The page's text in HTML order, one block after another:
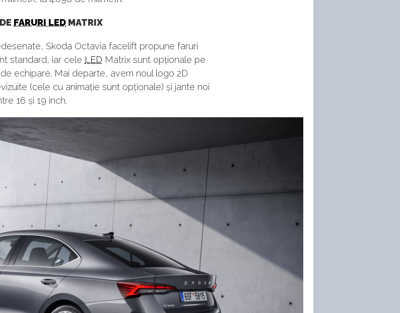
FARURI LED MATRIX
Skoda Octavia facelift propune faruri
standard, iar cele LED Matrix sunt opționale pe
echipare. Mai departe, avem noul logo 2D
(cele cu animație sunt opționale) și jante noi
16 și 19 inch.